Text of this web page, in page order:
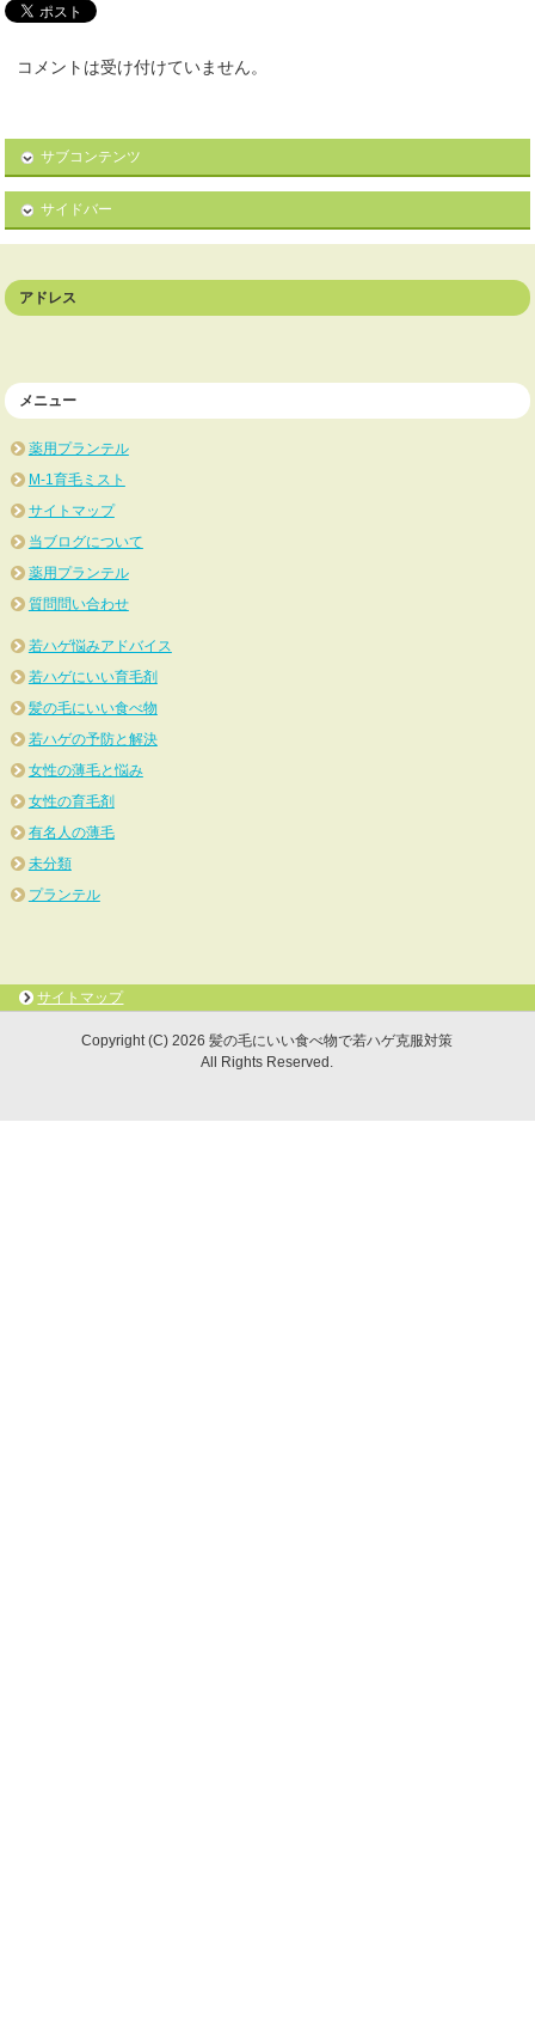
コメントは受け付けていません。
サブコンテンツ
サイドバー
アドレス
メニュー
薬用プランテル
M-1育毛ミスト
サイトマップ
当ブログについて
薬用プランテル
質問問い合わせ
若ハゲ悩みアドバイス
若ハゲにいい育毛剤
髪の毛にいい食べ物
若ハゲの予防と解決
女性の薄毛と悩み
女性の育毛剤
有名人の薄毛
未分類
プランテル
サイトマップ
Copyright (C) 2026 髪の毛にいい食べ物で若ハゲ克服対策
All Rights Reserved.